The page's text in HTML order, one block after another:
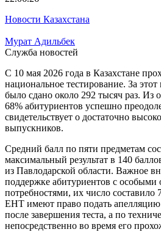
Новости Казахстана
Мурат Адильбек
Служба новостей
С 10 мая 2026 года в Казахстане
национальное тестирование. За
было сдано около 292 тысяч раз. Из
68% абитуриентов успешно
свидетельствует о достаточно
выпускников.
Средний балл по пяти предметам
максимальный результат в 140
из Павлодарской области. Важное
поддержке абитуриентов с особыми
потребностями, их число составило
ЕНТ имеют право подать
после завершения теста, а по
непосредственно во время его